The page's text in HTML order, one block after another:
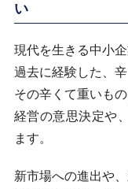
い
現代を生きる中小
過去に経験した、
その辛くて重いもの
経営の意思決定や
ます。
新市場への進出や